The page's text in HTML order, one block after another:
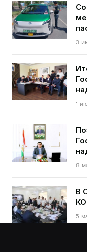
3
1
8
В
5